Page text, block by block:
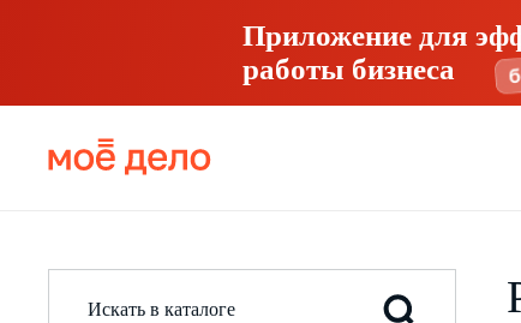
Приложение для
работы бизнеса